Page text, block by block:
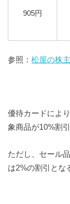
905円
参照：松屋の株
優待カードによ
象商品が10%割
ただし、セール
は2%の割引とな